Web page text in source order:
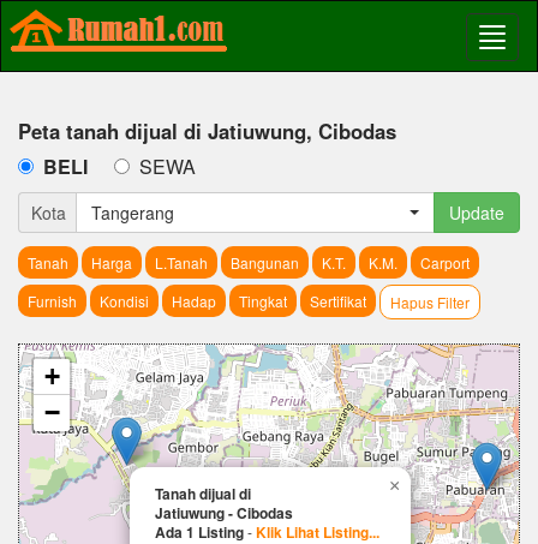
Peta tanah dijual di Jatiuwung, Cibodas
BELI SEWA
Kota Tangerang Update
Tanah Harga L.Tanah Bangunan K.T. K.M.
Carport
Furnish
Kondisi Hadap Tingkat Sertifikat Hapus Filter
Tanah dijual di
Jatiuwung - Cibodas
Ada 1 Listing-Klik Lihat Listing...
×
+
−